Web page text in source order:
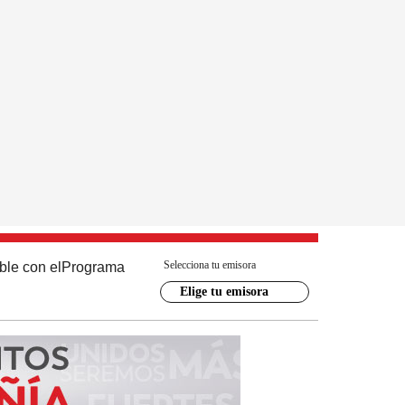
con el Programa Selecciona tu emisora
Elige tu emisora